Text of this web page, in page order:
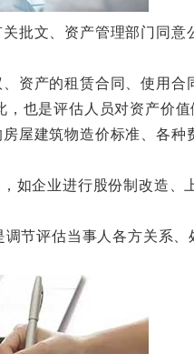
文、资产管理部门同意
产的租赁合同、使用合
也是评估人员对资产价
建筑物造价标准、各种
企业进行股份制改造、
评估当事人各方关系、